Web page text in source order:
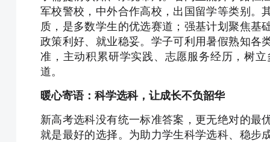
军校警校，中外合作高校，出国留学等类别。
质，是多数学生的优选赛道；强基计划聚焦基
政策利好、就业稳妥。学子可利用暑假熟知各
准，主动积累研学实践、志愿服务经历，树
道。
暖心寄语：科学选科，让成长不负韶华
新高考选科没有统一标准答案，更无绝对的最
就是最好的选择。为助力学生科学选科、稳步